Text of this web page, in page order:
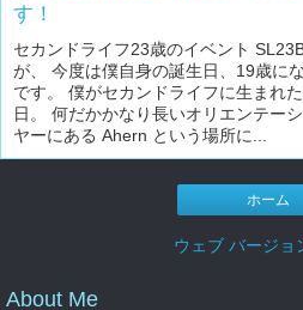
す！
セカンドライフ23歳のイベント
が、 今度は僕自身の誕生日、19歳に
です。 僕がセカンドライフに生まれ
日。 何だかかなり長いオリエンテー
ヤーにある Ahern という場所に...
ホーム
ウェブ バージョ
About Me